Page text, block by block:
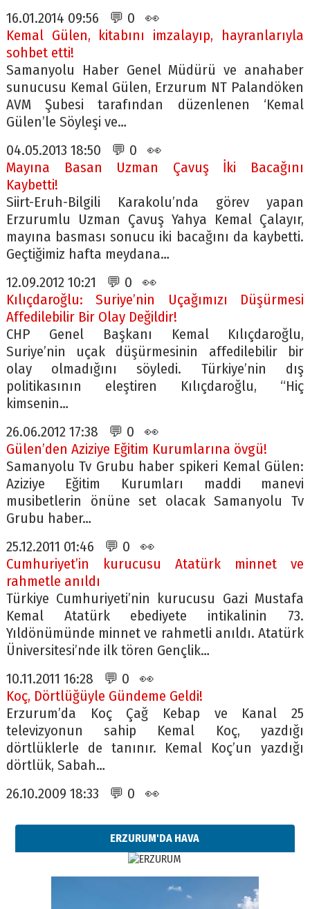
16.01.2014 09:56 💬 0 👀
Kemal Gülen, kitabını imzalayıp, hayranlarıyla
sohbet etti!
Samanyolu Haber Genel Müdürü ve anahaber
sunucusu Kemal Gülen, Erzurum NT Palandöken
AVM Şubesi tarafından düzenlenen ‘Kemal
Gülen’le Söyleşi ve…
04.05.2013 18:50 💬 0 👀
Mayına Basan Uzman Çavuş İki Bacağını
Kaybetti!
Siirt-Eruh-Bilgili Karakolu’nda görev yapan
Erzurumlu Uzman Çavuş Yahya Kemal Çalayır,
mayına basması sonucu iki bacağını da kaybetti.
Geçtiğimiz hafta meydana…
12.09.2012 10:21 💬 0 👀
Kılıçdaroğlu: Suriye’nin Uçağımızı Düşürmesi
Affedilebilir Bir Olay Değildir!
CHP Genel Başkanı Kemal Kılıçdaroğlu,
Suriye’nin uçak düşürmesinin affedilebilir bir
olay olmadığını söyledi. Türkiye’nin dış
politikasının eleştiren Kılıçdaroğlu, “Hiç
kimsenin…
26.06.2012 17:38 💬 0 👀
Gülen’den Aziziye Eğitim Kurumlarına övgü!
Samanyolu Tv Grubu haber spikeri Kemal Gülen:
Aziziye Eğitim Kurumları maddi manevi
musibetlerin önüne set olacak Samanyolu Tv
Grubu haber…
25.12.2011 01:46 💬 0 👀
Cumhuriyet’in kurucusu Atatürk minnet ve
rahmetle anıldı
Türkiye Cumhuriyeti’nin kurucusu Gazi Mustafa
Kemal Atatürk ebediyete intikalinin 73.
Yıldönümünde minnet ve rahmetli anıldı. Atatürk
Üniversitesi’nde ilk tören Gençlik…
10.11.2011 16:28 💬 0 👀
Koç, Dörtlüğüyle Gündeme Geldi!
Erzurum’da Koç Çağ Kebap ve Kanal 25
televizyonun sahip Kemal Koç, yazdığı
dörtlüklerle de tanınır. Kemal Koç’un yazdığı
dörtlük, Sabah…
26.10.2009 18:33 💬 0 👀
ERZURUM'DA HAVA